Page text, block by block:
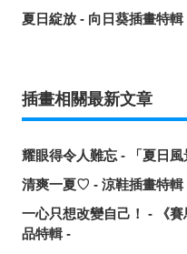
夏日綻放 - 向日葵插畫特輯
插畫相關最新文章
耀眼得令人難忘 - 「夏日
清爽一夏♡ - 涼鞋插畫特輯
一心只想改變自己！ - 《
品特輯 -